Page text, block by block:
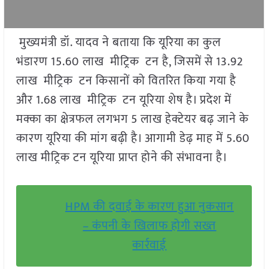
मुख्यमंत्री डॉ. यादव ने बताया कि यूरिया का कुल
भंडारण 15.60 लाख मीट्रिक टन है, जिसमें से 13.92
लाख मीट्रिक टन किसानों को वितरित किया गया है
और 1.68 लाख मीट्रिक टन यूरिया शेष है। प्रदेश में
मक्का का क्षेत्रफल लगभग 5 लाख हेक्टेयर बढ़ जाने के
कारण यूरिया की मांग बढ़ी है। आगामी डेढ़ माह में 5.60
लाख मीट्रिक टन यूरिया प्राप्त होने की संभावना है।
HPM की दवाई के कारण हुआ नुकसान
– कंपनी के खिलाफ होगी सख्त
कार्रवाई